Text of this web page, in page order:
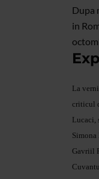
Dupa
in
La
criticul
Lucaci,
Simona
Gavriil